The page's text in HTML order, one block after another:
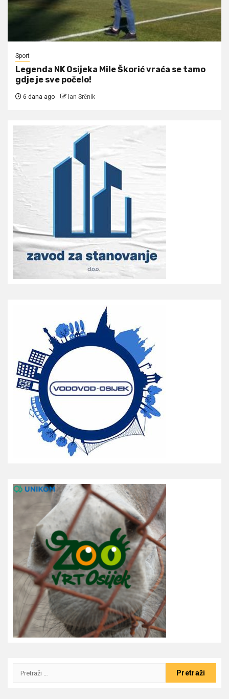
Sport
Legenda NK Osijeka Mile Škorić vraća se tamo
gdje je sve počelo!
6 dana ago Ian Srčnik
Pretraži: